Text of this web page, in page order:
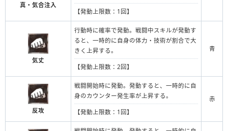
真・気合注入
【発動上限数：1回】
気丈
行動時に確率で発動。戦闘中スキルが発動す
ると、一時的に自身の体力・技術が割合で大
きく上昇する。
【発動上限数：2回】
青
反攻
戦闘開始時に発動。発動すると、一時的に自
身のカウンター発生率が上昇する。
【発動上限数：1回】
赤